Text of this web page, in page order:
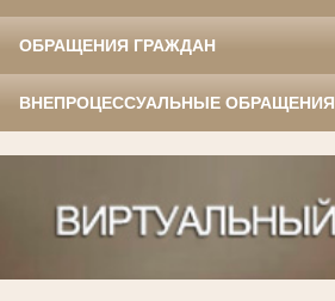
ОБРАЩЕНИЯ ГРАЖДАН
ВНЕПРОЦЕССУАЛЬНЫЕ ОБРАЩЕНИЯ